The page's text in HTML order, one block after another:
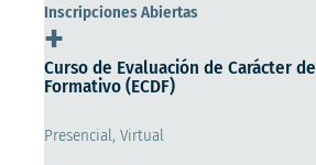
Inscripciones Abiertas
+
Curso de Evaluación de Carácter
Formativo (ECDF)
Presencial, Virtual